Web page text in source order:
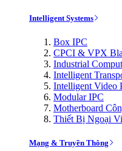
Intelligent Systems
Box IPC
CPCI & VPX
Industrial
Intelligent
Intelligent Video
Modular IPC
Motherboard
Thiết Bị Ngoại
Mạng & Truyền Thông